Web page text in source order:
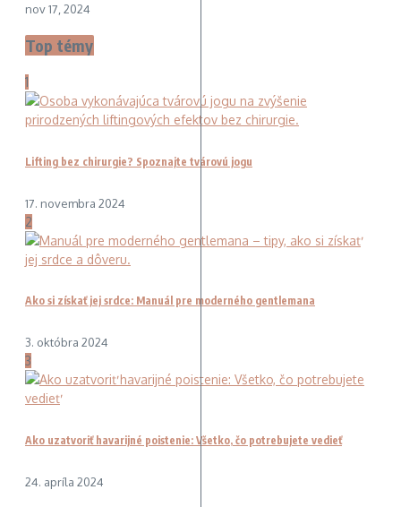
nov 17, 2024
Top témy
1
Lifting bez chirurgie? Spoznajte tvárovú jogu
17. novembra 2024
2
Ako si získať jej srdce: Manuál pre moderného gentlemana
3. októbra 2024
3
Ako uzatvoriť havarijné poistenie: Všetko, čo potrebujete vedieť
24. apríla 2024